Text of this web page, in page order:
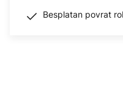
Besplatan povrat